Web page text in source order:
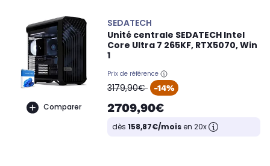
Comparer
SEDATECH
Unité centrale SEDATECH Intel
Core Ultra 7 265KF, RTX5070, Win
1
Prix de référence
oldPrice
3179,90€ -14%
2709,90€
dès 158,87€/moisen 20x